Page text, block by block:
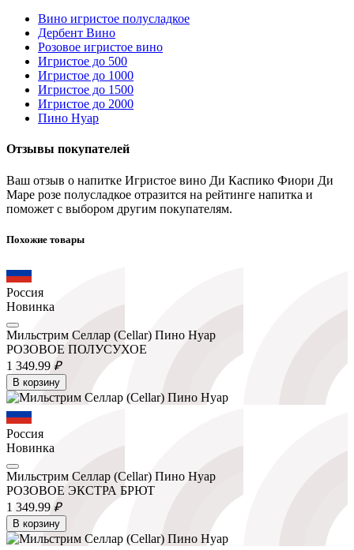
Вино игристое полусладкое
Дербент Вино
Розовое игристое вино
Игристое до 500
Игристое до 1000
Игристое до 1500
Игристое до 2000
Пино Нуар
Отзывы покупателей
Ваш отзыв о напитке Игристое вино Ди Каспико Фиори Ди
Маре розе полусладкое отразится на рейтинге напитка и
поможет с выбором другим покупателям.
Похожие товары
Россия
Новинка
Мильстрим Селлар (Cellar) Пино Нуар
РОЗОВОЕ ПОЛУСУХОЕ
1 349.99 ₽
В корзину
Россия
Новинка
Мильстрим Селлар (Cellar) Пино Нуар
РОЗОВОЕ ЭКСТРА БРЮТ
1 349.99 ₽
В корзину